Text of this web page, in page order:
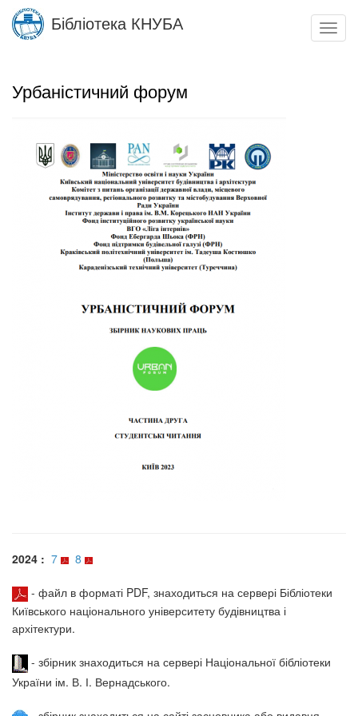
Skip
main
Бібліотека КНУБА
Урбаністичний форум
2024 : 7 8
- файл в форматі PDF, знаходиться на сервері Бібліотеки
Київського національного університету будівництва і
архітектури.
- збірник знаходиться на сервері Національної бібліотеки
України ім. В. І. Вернадського.